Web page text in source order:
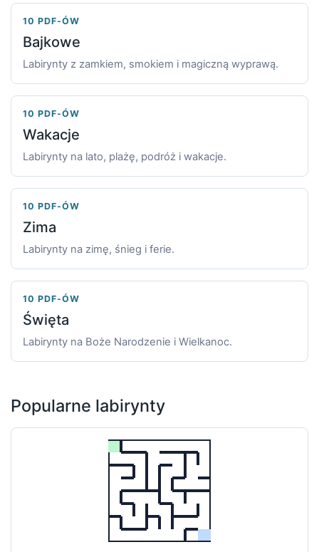
10 PDF-ÓW
Bajkowe
Labirynty z zamkiem, smokiem i magiczną wyprawą.
10 PDF-ÓW
Wakacje
Labirynty na lato, plażę, podróż i wakacje.
10 PDF-ÓW
Zima
Labirynty na zimę, śnieg i ferie.
10 PDF-ÓW
Święta
Labirynty na Boże Narodzenie i Wielkanoc.
Popularne labirynty